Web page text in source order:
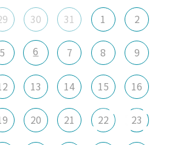
30 31 1 2
5 6 7 8 9
13 14 15 16
20 21 22 23